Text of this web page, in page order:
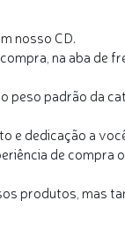
nosso CD.
na aba de
peso padrão da
e dedicação a
de compra
produtos, mas